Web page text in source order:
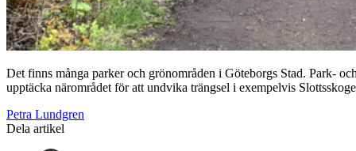
Det finns många parker och grönområden i Göteborgs Stad. Park-
upptäcka närområdet för att undvika trängsel i exempelvis
Petra Lundgren
Dela artikel